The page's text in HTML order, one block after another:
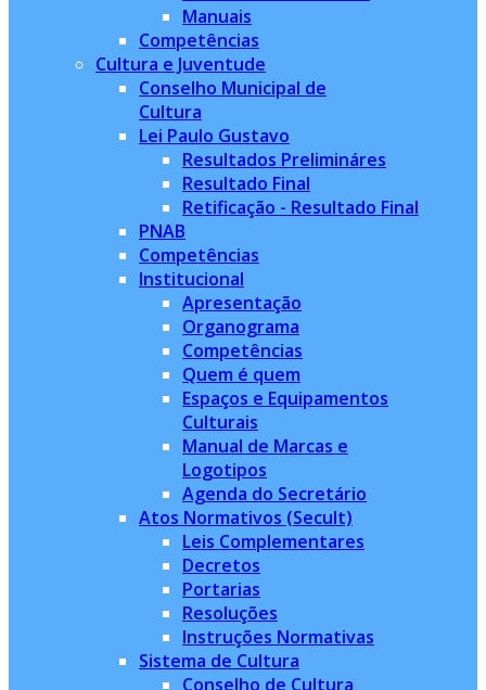
Manuais
Competências
Cultura e Juventude
Conselho Municipal de
Cultura
Lei Paulo Gustavo
Resultados Prelimináres
Resultado Final
Retificação - Resultado Final
PNAB
Competências
Institucional
Apresentação
Organograma
Competências
Quem é quem
Espaços e Equipamentos
Culturais
Manual de Marcas e
Logotipos
Agenda do Secretário
Atos Normativos (Secult)
Leis Complementares
Decretos
Portarias
Resoluções
Instruções Normativas
Sistema de Cultura
Conselho de Cultura